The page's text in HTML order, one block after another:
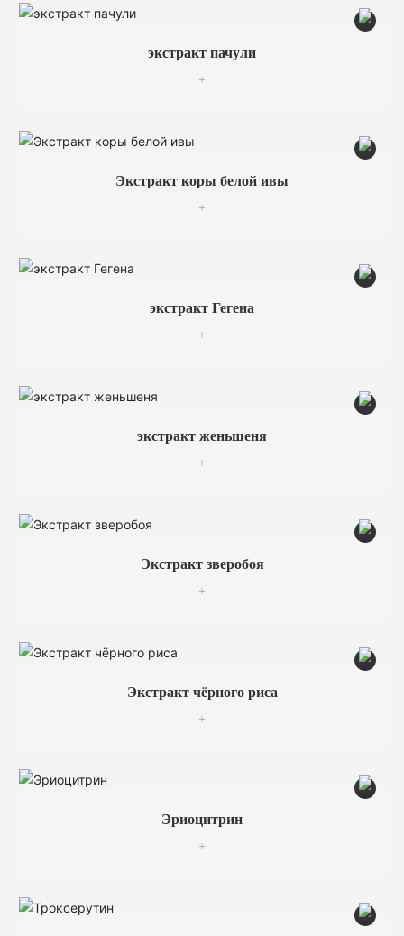
экстракт пачули
+
Экстракт коры белой ивы
+
экстракт Гегена
+
экстракт женьшеня
+
Экстракт зверобоя
+
Экстракт чёрного риса
+
Эриоцитрин
+